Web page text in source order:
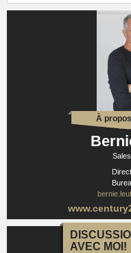
À
AVEC MOI!